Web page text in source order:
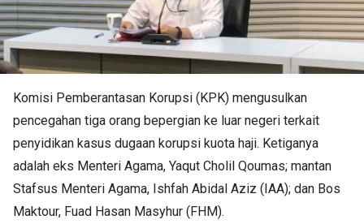
Komisi Pemberantasan Korupsi (KPK) mengusulkan
pencegahan tiga orang bepergian ke luar negeri terkait
penyidikan kasus dugaan korupsi kuota haji. Ketiganya
adalah eks Menteri Agama, Yaqut Cholil Qoumas; mantan
Stafsus Menteri Agama, Ishfah Abidal Aziz (IAA); dan Bos
Maktour, Fuad Hasan Masyhur (FHM).